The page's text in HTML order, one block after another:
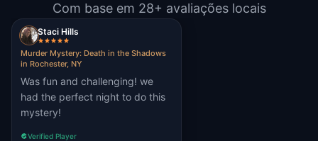
Com base em 28+ avaliações locais
Staci Hills
Murder Mystery: Death in the Shadows
in Rochester, NY
Was fun and challenging! we
had the perfect night to do this
mystery!
Verified Player